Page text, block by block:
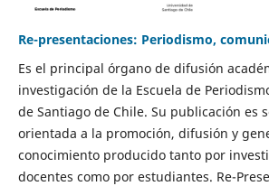
Re-presentaciones: Periodismo,
Es el principal órgano de difusión
investigación de la Escuela de
de Santiago de Chile. Su publicación es
orientada a la promoción, difusión y
conocimiento producido tanto por
docentes como por estudiantes. Re-